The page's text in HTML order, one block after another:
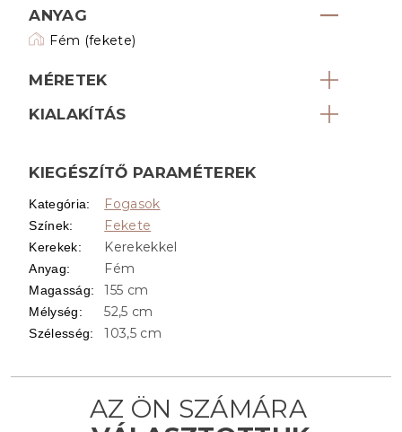
ANYAG
Fém (fekete)
MÉRETEK
KIALAKÍTÁS
KIEGÉSZÍTŐ PARAMÉTEREK
Kategória: Fogasok
Színek: Fekete
Kerekek: Kerekekkel
Anyag: Fém
Magasság: 155 cm
Mélység: 52,5 cm
Szélesség: 103,5 cm